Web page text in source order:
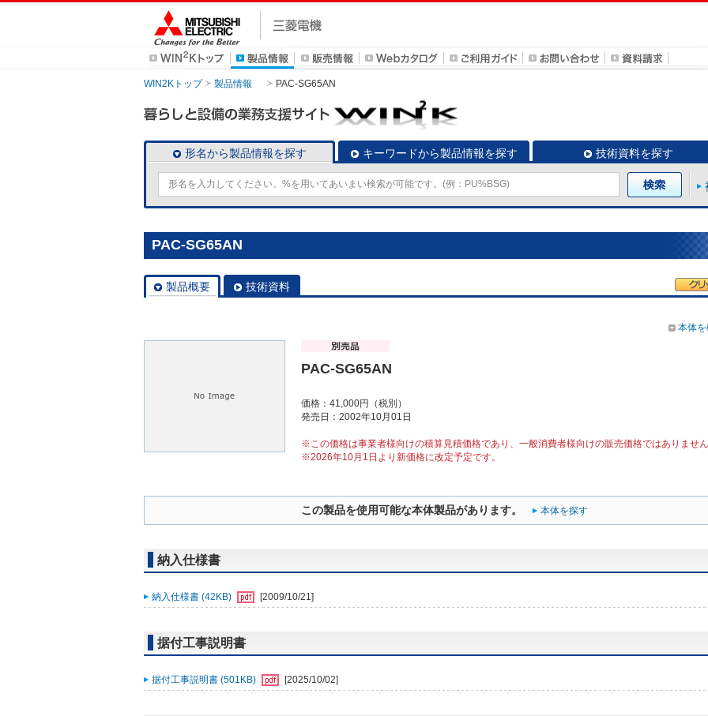
WIN2Kトップ 製品情報 PAC-SG65AN
形名から製品情報を探す キーワードから製品情報を探す 技術資料を探す
PAC-SG65AN
製品概要 技術資料
本体
PAC-SG65AN
価格：41,000円（税別）
発売日：2002年10月01日
※この価格は事業者様向けの積算見積価格であり、一般消費者様向けの販売価格ではありませ
※2026年10月1日より新価格に改定予定です。
この製品を使用可能な本体製品があります。 本体を探す
納入仕様書
納入仕様書 (42KB) [2009/10/21]
据付工事説明書
据付工事説明書 (501KB) [2025/10/02]